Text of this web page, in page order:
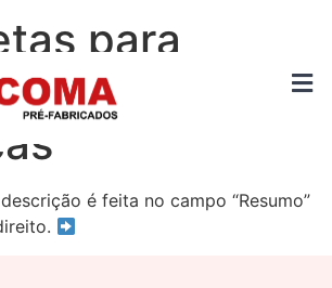
para
Pluviais e
é feita no campo “Resumo”